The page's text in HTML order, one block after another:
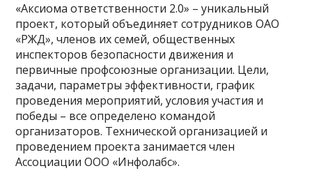
«Аксиома ответственности 2.0» – уникальный
проект, который объединяет сотрудников ОАО
«РЖД», членов их семей, общественных
инспекторов безопасности движения и
первичные профсоюзные организации. Цели,
задачи, параметры эффективности, график
проведения мероприятий, условия участия и
победы – все определено командой
организаторов. Технической организацией и
проведением проекта занимается член
Ассоциации ООО «Инфолабс».